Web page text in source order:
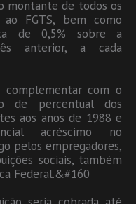
montante de todos os
FGTS, bem como
de 0,5% sobre a
anterior, a cada
com o
de percentual dos
aos anos de 1988 e
acréscimo no
pelos empregadores,
sociais, também
Federal.&#160